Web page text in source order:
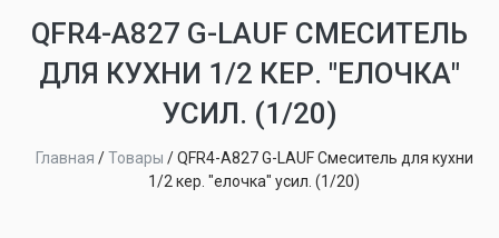
QFR4-A827 G-LAUF СМЕСИТЕЛЬ
ДЛЯ КУХНИ 1/2 КЕР. "ЕЛОЧКА"
УСИЛ. (1/20)
Главная /Товары /QFR4-A827 G-LAUF Смеситель для кухни
1/2 кер. "елочка" усил. (1/20)